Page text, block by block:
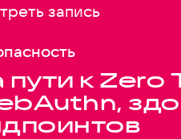
запись
пути к Zero